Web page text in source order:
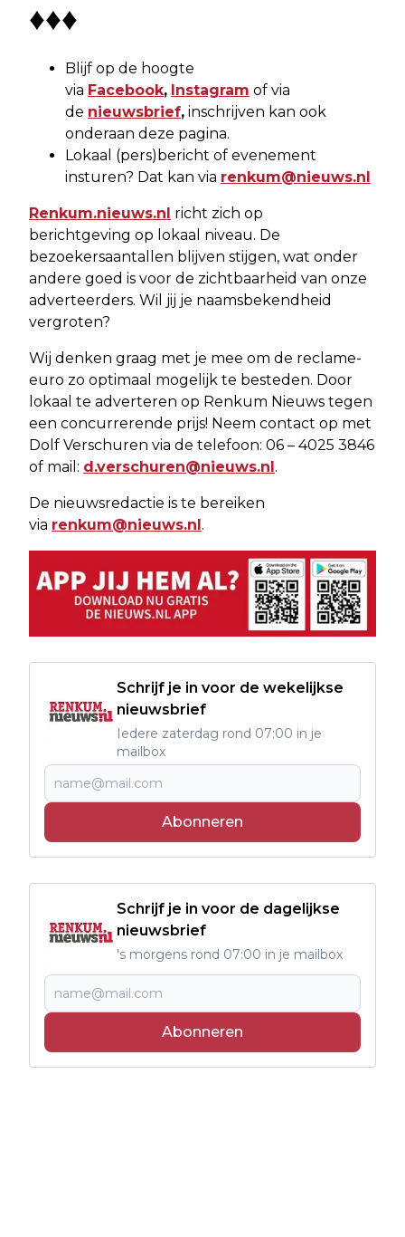
♦♦♦
Blijf op de hoogte
via Facebook, Instagram of via
de nieuwsbrief, inschrijven kan ook
onderaan deze pagina.
Lokaal (pers)bericht of evenement
insturen? Dat kan via renkum@nieuws.nl
Renkum.nieuws.nl richt zich op
berichtgeving op lokaal niveau. De
bezoekersaantallen blijven stijgen, wat onder
andere goed is voor de zichtbaarheid van onze
adverteerders. Wil jij je naamsbekendheid
vergroten?
Wij denken graag met je mee om de reclame-
euro zo optimaal mogelijk te besteden. Door
lokaal te adverteren op Renkum Nieuws tegen
een concurrerende prijs! Neem contact op met
Dolf Verschuren via de telefoon: 06 – 4025 3846
of mail: d.verschuren@nieuws.nl .
De nieuwsredactie is te bereiken
via renkum@nieuws.nl .
Schrijf je in voor de wekelijkse
nieuwsbrief
Iedere zaterdag rond 07:00 in je
mailbox
Abonneren
Schrijf je in voor de dagelijkse
nieuwsbrief
's morgens rond 07:00 in je mailbox
Abonneren